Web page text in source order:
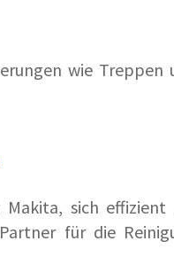
wie Treppen
sich effizient
für die